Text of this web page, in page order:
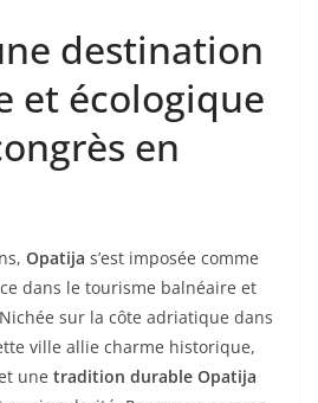
destination
et écologique
en
Opatija s’est imposée comme
dans le tourisme balnéaire et
sur la côte adriatique dans
ville allie charme historique,
une tradition durable Opatija